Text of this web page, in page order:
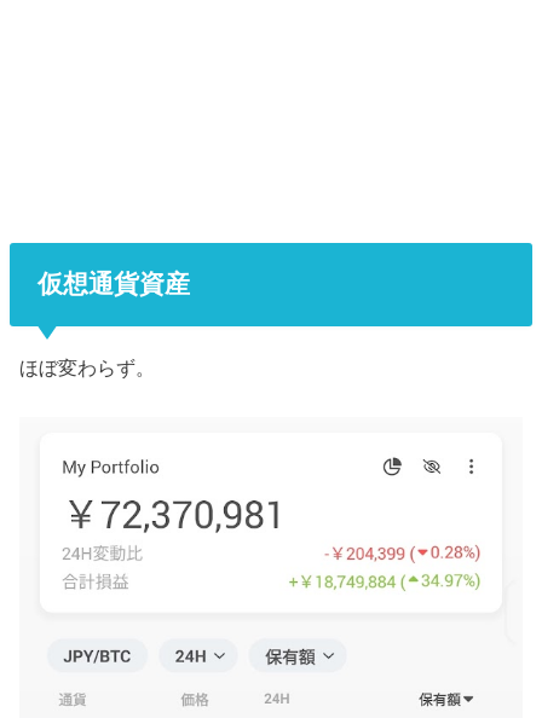
仮想通貨資産
ほぼ変わらず。